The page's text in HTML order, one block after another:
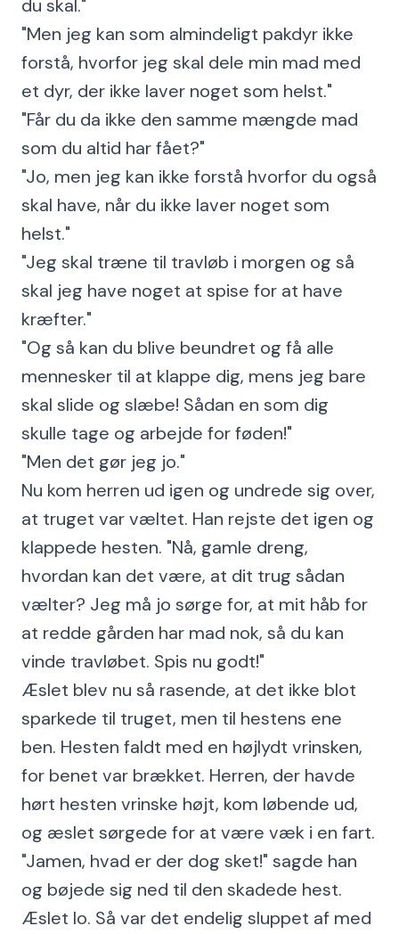
du skal."
"Men jeg kan som almindeligt pakdyr ikke
forstå, hvorfor jeg skal dele min mad med
et dyr, der ikke laver noget som helst."
"Får du da ikke den samme mængde mad
som du altid har fået?"
"Jo, men jeg kan ikke forstå hvorfor du også
skal have, når du ikke laver noget som
helst."
"Jeg skal træne til travløb i morgen og så
skal jeg have noget at spise for at have
kræfter."
"Og så kan du blive beundret og få alle
mennesker til at klappe dig, mens jeg bare
skal slide og slæbe! Sådan en som dig
skulle tage og arbejde for føden!"
"Men det gør jeg jo."
Nu kom herren ud igen og undrede sig over,
at truget var væltet. Han rejste det igen og
klappede hesten. "Nå, gamle dreng,
hvordan kan det være, at dit trug sådan
vælter? Jeg må jo sørge for, at mit håb for
at redde gården har mad nok, så du kan
vinde travløbet. Spis nu godt!"
Æslet blev nu så rasende, at det ikke blot
sparkede til truget, men til hestens ene
ben. Hesten faldt med en højlydt vrinsken,
for benet var brækket. Herren, der havde
hørt hesten vrinske højt, kom løbende ud,
og æslet sørgede for at være væk i en fart.
"Jamen, hvad er der dog sket!" sagde han
og bøjede sig ned til den skadede hest.
Æslet lo. Så var det endelig sluppet af med